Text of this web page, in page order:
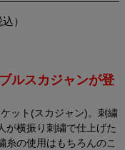
）
ルスカジャンが登
ット(スカジャン)。刺繍
が横振り刺繍で仕上げた
糸の使用はもちろんのこ